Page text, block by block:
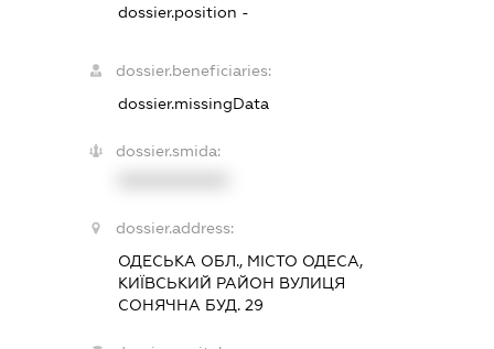
dossier.position -
dossier.beneficiaries:
dossier.missingData
dossier.smida:
dossier.address:
ОДЕСЬКА ОБЛ., МІСТО ОДЕСА,
КИЇВСЬКИЙ РАЙОН ВУЛИЦЯ
СОНЯЧНА БУД. 29